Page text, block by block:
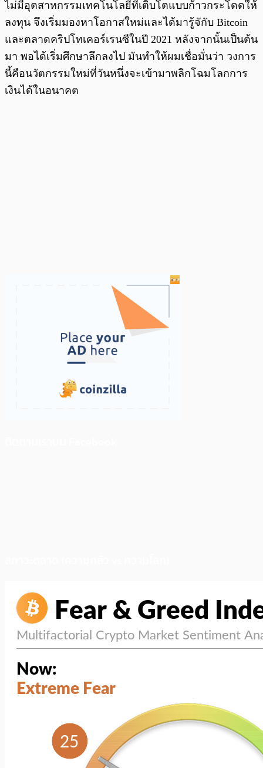
ไม่มีอุตสาหกรรมเทคโนโลยีที่เติบโตแบบก้าวกระโดดให้
ลงทุน จึงเริ่มมองหาโอกาสใหม่และได้มารู้จักับ Bitcoin
และตลาดคริปโทเคอร์เรนซีในปี 2021 หลังจากนั้นเป็นต้น
มา พอได้เริ่มศึกษาลึกลงไป มันทำให้ผมเชื่อมั่นว่า วงการ
นี้คือนวัตกรรมใหม่ที่วันหนึ่งจะเข้ามาพลิกโฉมโลกการ
เงินได้ในอนาคต